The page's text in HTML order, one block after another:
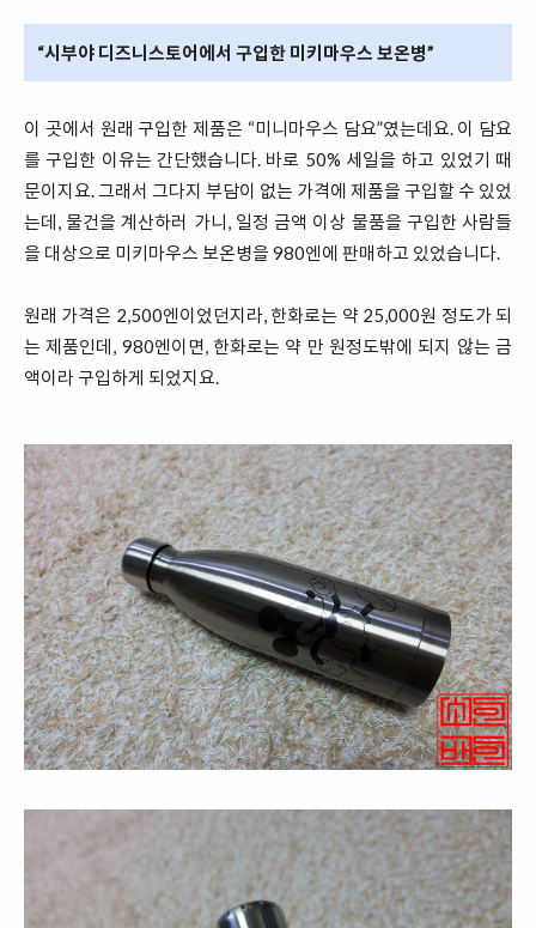
“시부야 디즈니스토어에서 구입한 미키마우스 보온병”
이 곳에서 원래 구입한 제품은 “미니마우스 담요”였는데요. 이 담요
를 구입한 이유는 간단했습니다. 바로 50% 세일을 하고 있었기 때
문이지요. 그래서 그다지 부담이 없는 가격에 제품을 구입할 수 있었
는데, 물건을 계산하러 가니, 일정 금액 이상 물품을 구입한 사람들
을 대상으로 미키마우스 보온병을 980엔에 판매하고 있었습니다.
원래 가격은 2,500엔이었던지라, 한화로는 약 25,000원 정도가 되
는 제품인데, 980엔이면, 한화로는 약 만 원정도밖에 되지 않는 금
액이라 구입하게 되었지요.